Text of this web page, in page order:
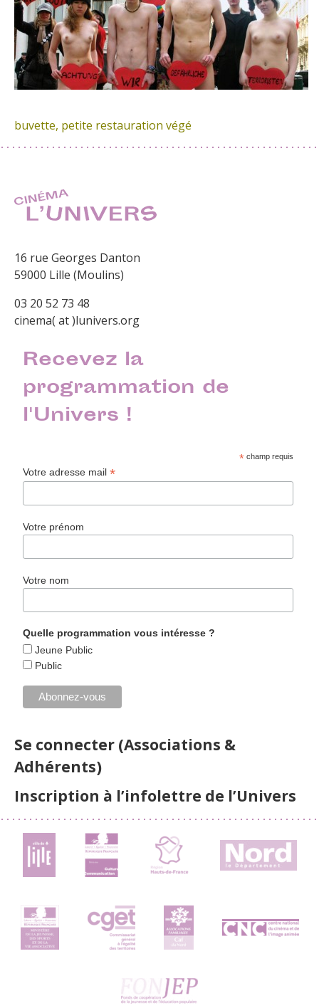
buvette, petite restauration végé
16 rue Georges Danton
59000 Lille (Moulins)
03 20 52 73 48
cinema( at )lunivers.org
Recevez la
programmation de
l'Univers !
* champ requis
Votre adresse mail*
Votre prénom
Votre nom
Quelle programmation vous intéresse ?
Jeune Public
Public
Se connecter (Associations &
Adhérents)
Inscription à l’infolettre de l’Univers